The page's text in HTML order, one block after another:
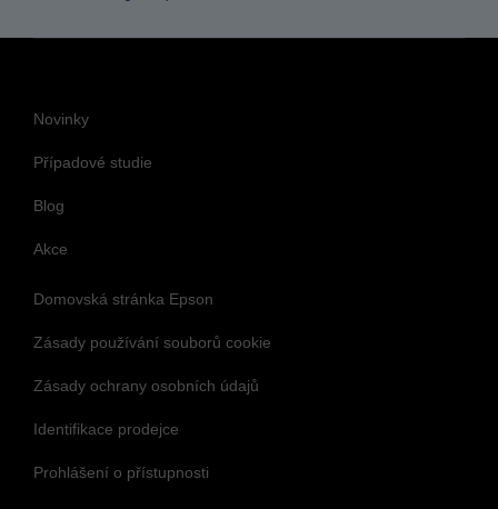
Novinky
Případové studie
Blog
Akce
Domovská stránka Epson
Zásady používání souborů cookie
Zásady ochrany osobních údajů
Identifikace prodejce
Prohlášení o přístupnosti